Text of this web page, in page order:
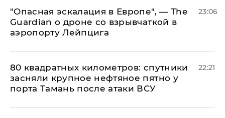
"Опасная эскалация в Европе", — The
Guardian о дроне со взрывчаткой в
аэропорту Лейпцига
23:06
80 квадратных километров: спутники
засняли крупное нефтяное пятно у
порта Тамань после атаки ВСУ
22:21